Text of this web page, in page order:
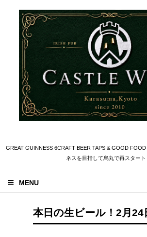
GREAT GUINNESS 6CRAFT BEER TAPS & GOOD
ネスを目指して烏丸で再スタート
MENU
本日の生ビール！2月24